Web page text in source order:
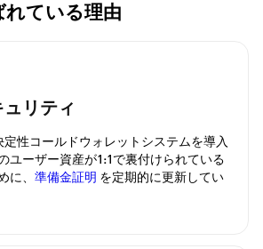
れている理由
リティ
性コールドウォレットシステムを導入
ユーザー資産が1:1で裏付けられている
に、 準備金証明 を定期的に更新してい